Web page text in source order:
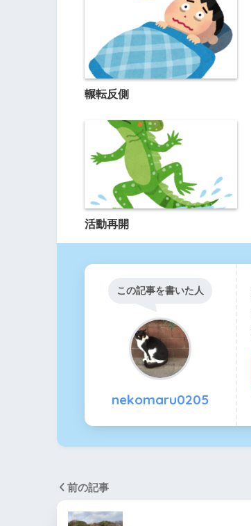
輾転反側
活動再開
この記事を書いた人
nekomaru0205
前の記事